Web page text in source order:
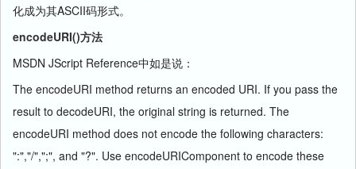
化成为其ASCII码形式。
encodeURI()方法
MSDN JScript Reference中如是说：
The encodeURI method returns an encoded URI. If you pass the
result to decodeURI, the original string is returned. The
encodeURI method does not encode the following characters:
":","/",";", and "?". Use encodeURIComponent to encode these